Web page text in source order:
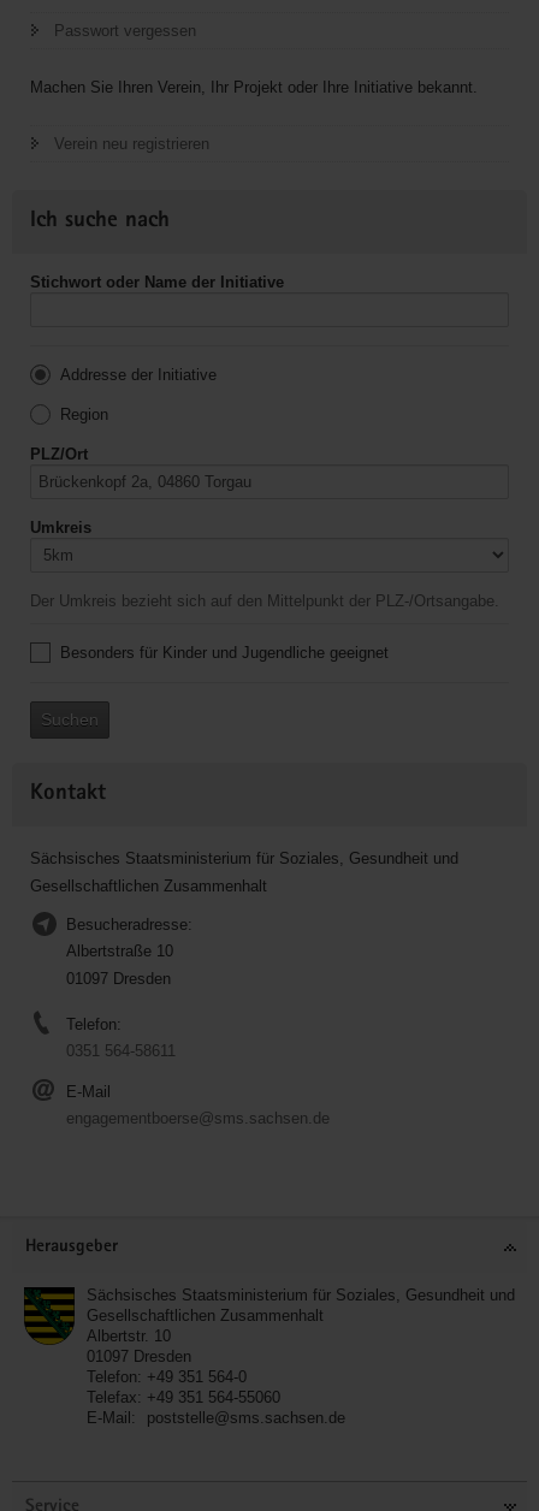
Passwort vergessen
Machen Sie Ihren Verein, Ihr Projekt oder Ihre Initiative bekannt.
Verein neu registrieren
Ich suche nach
Stichwort oder Name der Initiative
Addresse der Initiative
Region
PLZ/Ort
Umkreis
Der Umkreis bezieht sich auf den Mittelpunkt der PLZ-/Ortsangabe.
Besonders für Kinder und Jugendliche geeignet
Suchen
Kontakt
Sächsisches Staatsministerium für Soziales, Gesundheit und
Gesellschaftlichen Zusammenhalt
Besucheradresse:
Albertstraße 10
01097 Dresden
Telefon:
0351 564-58611
E-Mail
engagementboerse@sms.sachsen.de
Herausgeber
Sächsisches Staatsministerium für Soziales, Gesundheit und
Gesellschaftlichen Zusammenhalt
Albertstr. 10
01097 Dresden
Telefon: +49 351 564-0
Telefax: +49 351 564-55060
E-Mail:
poststelle@sms.sachsen.de
Service